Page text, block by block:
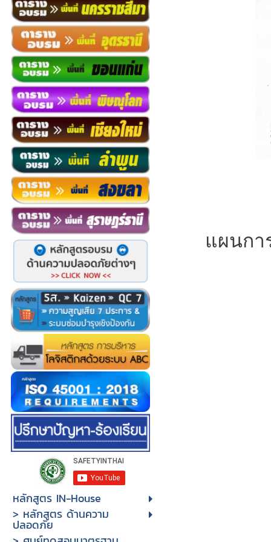
หลักสูตร IN-House
> หลักสูตร ด้านความ
ปลอดภัย
แผนกา